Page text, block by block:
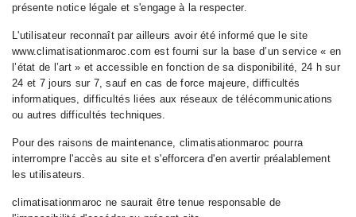
présente notice légale et s'engage à la respecter.
L'utilisateur reconnaît par ailleurs avoir été informé que le site
www.climatisationmaroc.com est fourni sur la base d’un service « en
l’état de l’art » et accessible en fonction de sa disponibilité, 24 h sur
24 et 7 jours sur 7, sauf en cas de force majeure, difficultés
informatiques, difficultés liées aux réseaux de télécommunications
ou autres difficultés techniques.
Pour des raisons de maintenance, climatisationmaroc pourra
interrompre l'accès au site et s'efforcera d'en avertir préalablement
les utilisateurs.
climatisationmaroc ne saurait être tenue responsable de